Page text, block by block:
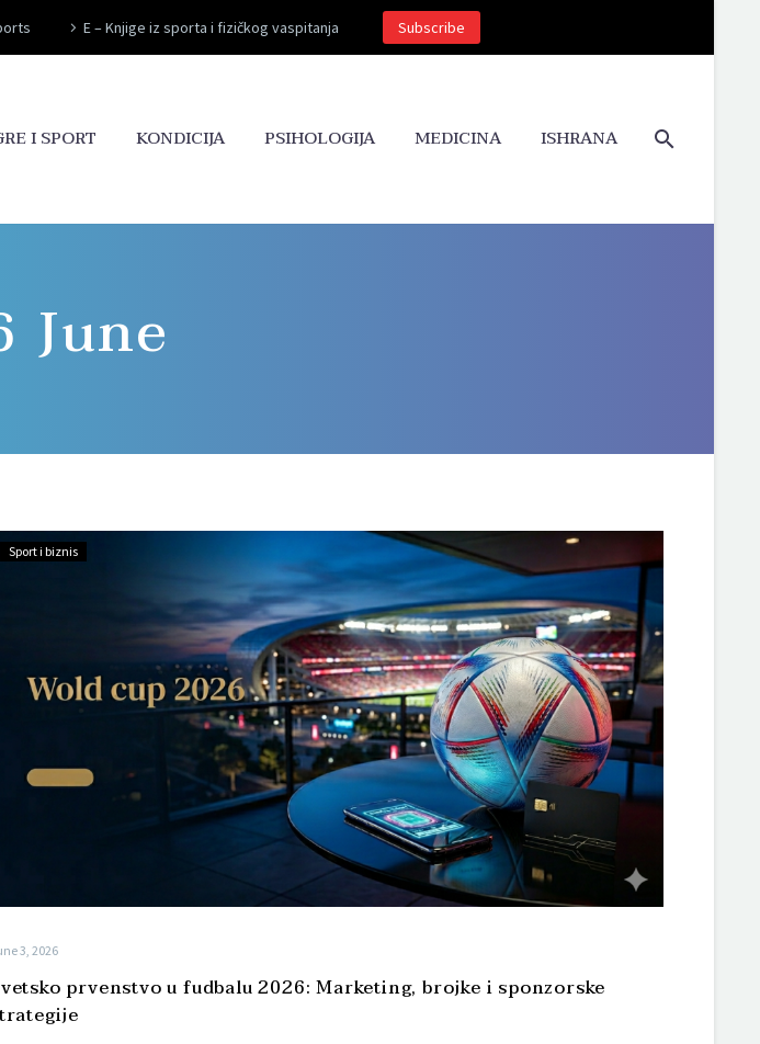
E – Knjige iz sporta i fizičkog vaspitanja Subscribe
I SPORT KONDICIJA PSIHOLOGIJA MEDICINA ISHRANA
June
Sport i biznis
3, 2026
prvenstvo u fudbalu 2026: Marketing, brojke i sponzorske